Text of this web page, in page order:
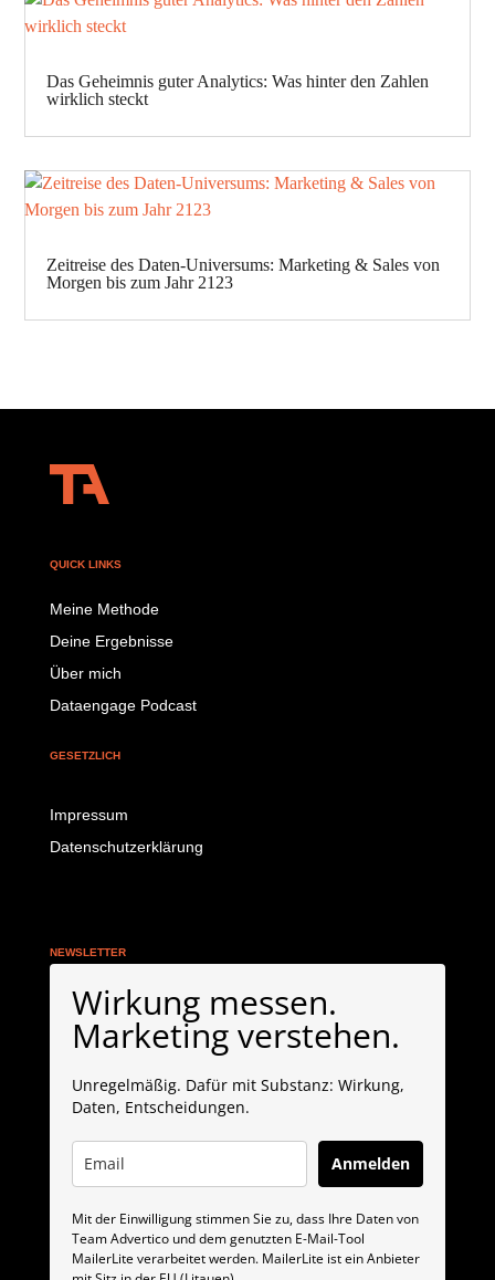
Das Geheimnis guter Analytics: Was hinter den Zahlen
wirklich steckt
Zeitreise des Daten-Universums: Marketing & Sales von
Morgen bis zum Jahr 2123
QUICK LINKS
Meine Methode
Deine Ergebnisse
Über mich
Dataengage Podcast
GESETZLICH
Impressum
Datenschutzerklärung
NEWSLETTER
Wirkung messen.
Marketing verstehen.
Unregelmäßig. Dafür mit Substanz: Wirkung,
Daten, Entscheidungen.
Anmelden
Mit der Einwilligung stimmen Sie zu, dass Ihre Daten von
Team Advertico und dem genutzten E-Mail-Tool
MailerLite verarbeitet werden. MailerLite ist ein Anbieter